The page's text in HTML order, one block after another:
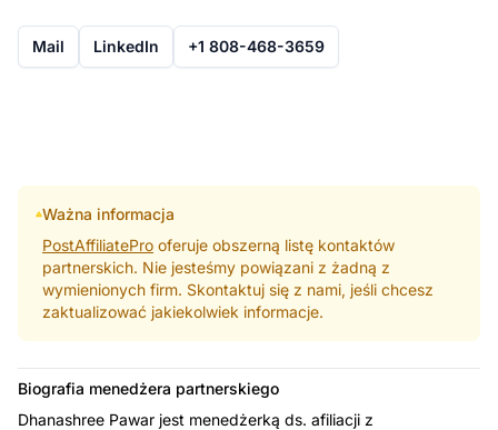
Mail LinkedIn +1 808-468-3659
Ważna informacja
PostAffiliatePro oferuje obszerną listę kontaktów
partnerskich. Nie jesteśmy powiązani z żadną z
wymienionych firm. Skontaktuj się z nami, jeśli chcesz
zaktualizować jakiekolwiek informacje.
Biografia menedżera partnerskiego
Dhanashree Pawar jest menedżerką ds. afiliacji z